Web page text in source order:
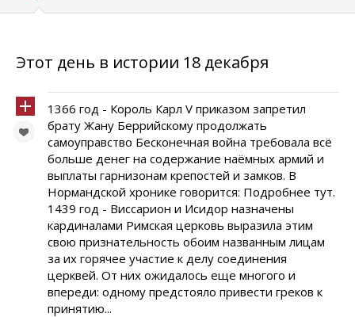
Этот день в истории 18 декабря
1366 год - Король Карл V приказом запретил
брату Жану Беррийскому продолжать
самоуправство Бесконечная война требовала всё
больше денег на содержание наёмных армий и
выплаты гарнизонам крепостей и замков. В
Нормандской хронике говорится: Подробнее тут.
1439 год - Виссарион и Исидор назначены
кардиналами Римская церковь выразила этим
свою признательность обоим названным лицам
за их горячее участие к делу соединения
церквей. От них ожидалось еще многого и
впереди: одному предстояло привести греков к
принятию...